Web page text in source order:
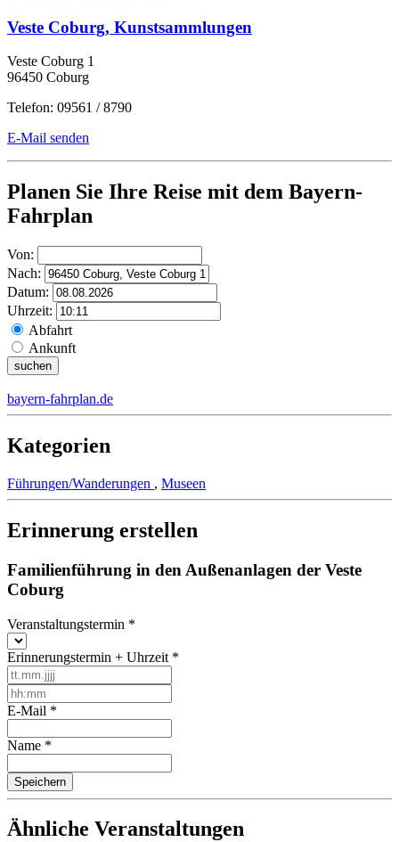
Veste Coburg, Kunstsammlungen
Veste Coburg 1
96450 Coburg
Telefon: 09561 / 8790
E-Mail senden
Planen Sie Ihre Reise mit dem Bayern-
Fahrplan
Von:
Nach:
Datum:
Uhrzeit:
Abfahrt
Ankunft
bayern-fahrplan.de
Kategorien
Führungen/Wanderungen , Museen
Erinnerung erstellen
Familienführung in den Außenanlagen der Veste
Coburg
Veranstaltungstermin *
Erinnerungstermin + Uhrzeit *
E-Mail *
Name *
Ähnliche Veranstaltungen